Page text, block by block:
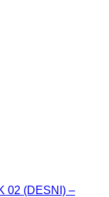
02 (DESNI) –